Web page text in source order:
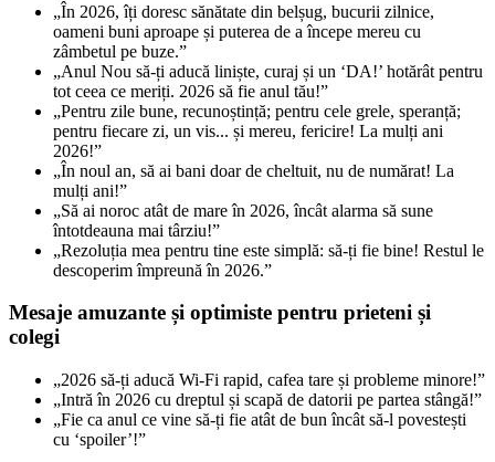
„În 2026, îți doresc sănătate din belșug, bucurii zilnice,
oameni buni aproape și puterea de a începe mereu cu
zâmbetul pe buze.”
„Anul Nou să-ți aducă liniște, curaj și un ‘DA!’ hotărât pentru
tot ceea ce meriți. 2026 să fie anul tău!”
„Pentru zile bune, recunoștință; pentru cele grele, speranță;
pentru fiecare zi, un vis... și mereu, fericire! La mulți ani
2026!”
„În noul an, să ai bani doar de cheltuit, nu de numărat! La
mulți ani!”
„Să ai noroc atât de mare în 2026, încât alarma să sune
întotdeauna mai târziu!”
„Rezoluția mea pentru tine este simplă: să-ți fie bine! Restul le
descoperim împreună în 2026.”
Mesaje amuzante și optimiste pentru prieteni și
colegi
„2026 să-ți aducă Wi-Fi rapid, cafea tare și probleme minore!”
„Intră în 2026 cu dreptul și scapă de datorii pe partea stângă!”
„Fie ca anul ce vine să-ți fie atât de bun încât să-l povestești
cu ‘spoiler’!”